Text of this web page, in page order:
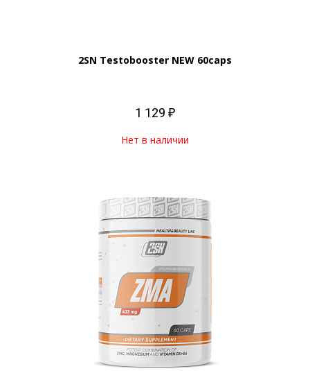
2SN Testobooster NEW 60caps
1 129 ₽
Нет в наличии